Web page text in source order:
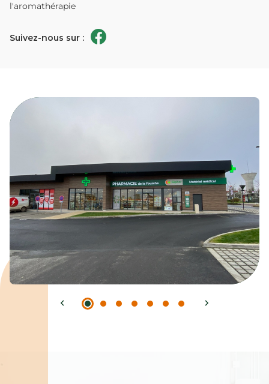
l'aromathérapie
Suivez-nous sur :